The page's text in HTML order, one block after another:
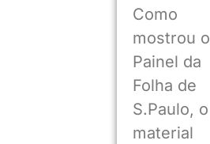
Como
mostrou o
Painel da
Folha de
S.Paulo, o
material